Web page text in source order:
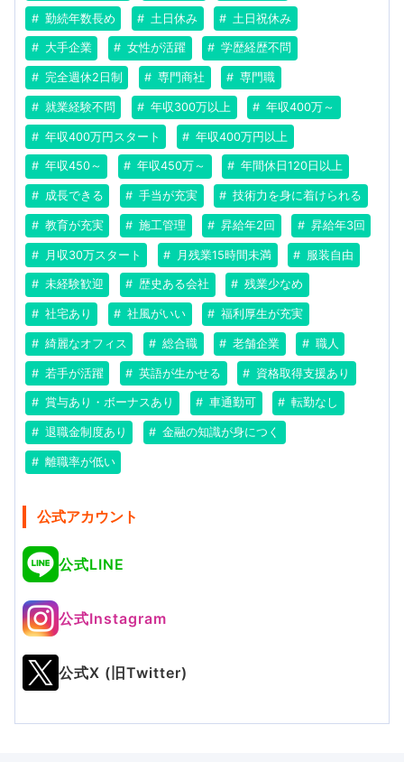
勤続年数長め 土日休み 土日祝休み
大手企業 女性が活躍 学歴経歴不問
完全週休2日制 専門商社 専門職
就業経験不問 年収300万以上 年収400万～
年収400万円スタート 年収400万円以上
年収450～ 年収450万～ 年間休日120日以上
成長できる 手当が充実 技術力を身に着けられる
教育が充実 施工管理 昇給年2回 昇給年3回
月収30万スタート 月残業15時間未満 服装自由
未経験歓迎 歴史ある会社 残業少なめ
社宅あり 社風がいい 福利厚生が充実
綺麗なオフィス 総合職 老舗企業 職人
若手が活躍 英語が生かせる 資格取得支援あり
賞与あり・ボーナスあり 車通勤可 転勤なし
退職金制度あり 金融の知識が身につく
離職率が低い
公式アカウント
公式LINE
公式Instagram
公式X (旧Twitter)